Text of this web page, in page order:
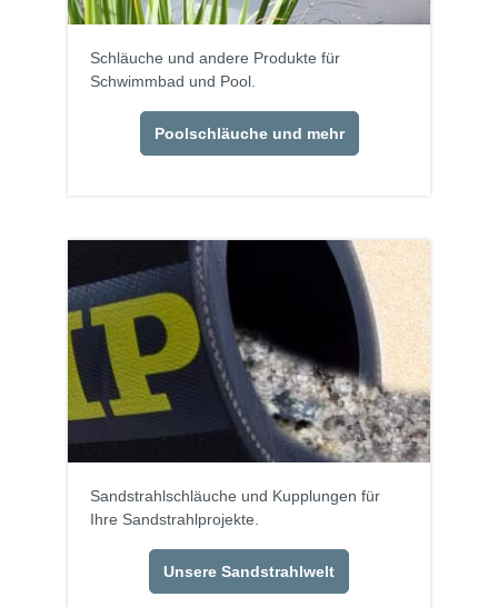
Schläuche und andere Produkte für
Schwimmbad und Pool.
Poolschläuche und mehr
Sandstrahlschläuche und Kupplungen für
Ihre Sandstrahlprojekte.
Unsere Sandstrahlwelt